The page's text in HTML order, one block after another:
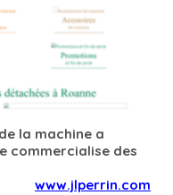
la machine a
commercialise des
www.jlperrin.com